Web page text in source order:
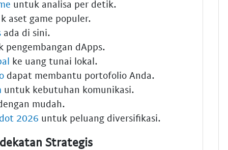
untuk analisa per detik.
aset game populer.
ada di sini.
dApps.
ke uang tunai lokal.
dapat membantu portofolio Anda.
untuk kebutuhan komunikasi.
mudah.
2026 untuk peluang diversifikasi.
Strategis